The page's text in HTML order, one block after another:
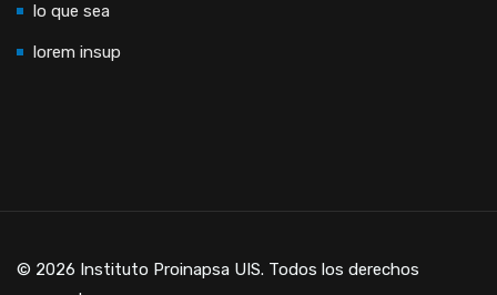
lo que sea
lorem insup
© 2026 Instituto Proinapsa UIS. Todos los derechos